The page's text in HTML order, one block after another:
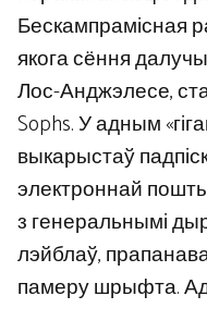
Бескампрамісная
якога сёння
Лос-Анджэлесе,
Sophs. У адным
выкарыстаў
электроннай
з генеральнымі
лэйблаў,
памеру шрыфта.